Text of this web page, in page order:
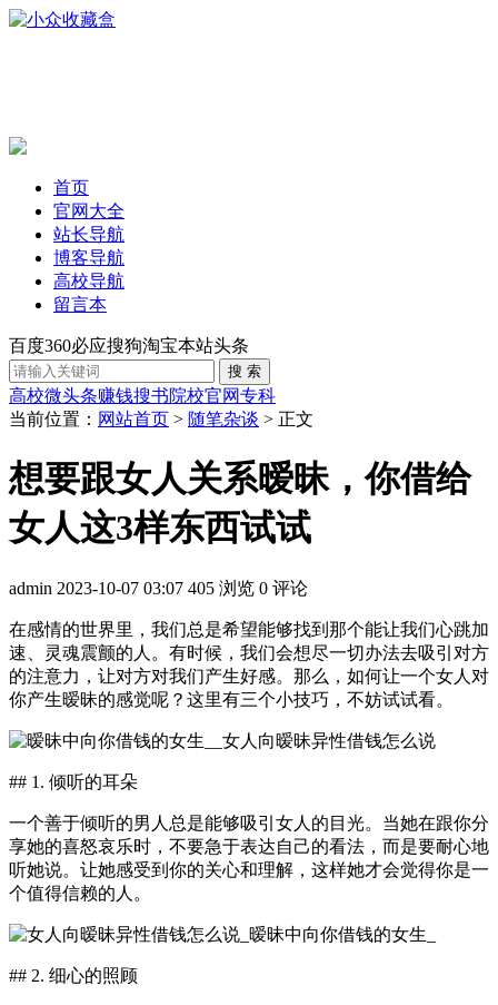
首页
官网大全
站长导航
博客导航
高校导航
留言本
百度360必应搜狗淘宝本站头条
高校微头条赚钱搜书院校官网专科
当前位置： 网站首页 > 随笔杂谈 > 正文
想要跟女人关系暧昧，你借给
女人这3样东西试试
admin 2023-10-07 03:07 405 浏览 0 评论
在感情的世界里，我们总是希望能够找到那个能让我们心跳加
速、灵魂震颤的人。有时候，我们会想尽一切办法去吸引对方
的注意力，让对方对我们产生好感。那么，如何让一个女人对
你产生暧昧的感觉呢？这里有三个小技巧，不妨试试看。
## 1. 倾听的耳朵
一个善于倾听的男人总是能够吸引女人的目光。当她在跟你分
享她的喜怒哀乐时，不要急于表达自己的看法，而是要耐心地
听她说。让她感受到你的关心和理解，这样她才会觉得你是一
个值得信赖的人。
## 2. 细心的照顾